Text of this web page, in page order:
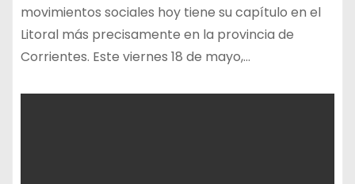
movimientos sociales hoy tiene su capítulo en el
Litoral más precisamente en la provincia de
Corrientes. Este viernes 18 de mayo,…